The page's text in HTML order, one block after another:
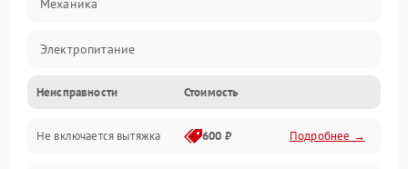
Механика
Электропитание
Вентиляция
Освещение
Неисправности Стоимость
Не включается вытяжка 600 ₽ Подробнее →